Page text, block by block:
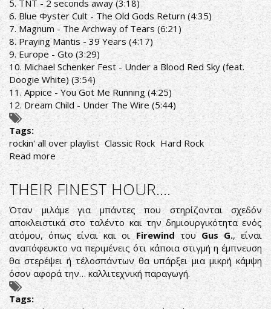
5. TNT - 2 seconds away (3:18)
6. Blue Φyster Cult - The Old Gods Return (4:35)
7. Magnum - The Archway of Tears (6:21)
8. Praying Mantis - 39 Years (4:17)
9. Europe - Gto (3:29)
10. Michael Schenker Fest - Under a Blood Red Sky (feat.
Doogie White) (3:54)
11. Appice - You Got Me Running (4:25)
12. Dream Child - Under The Wire (5:44)
Tags:
rockin' all over playlist Classic Rock Hard Rock
Read more about
ROCKIN'
ALL
OVER
RADIO
SHOW
13/4/19
PLAYLIST
THEIR FINEST HOUR....
Όταν μιλάμε για μπάντες που στηρίζονται σχεδόν
αποκλειστικά στο ταλέντο και την δημιουργικότητα ενός
ατόμου, όπως είναι και οι Firewindτου Gus G., είναι
αναπόφευκτο να περιμένεις ότι κάποια στιγμή η έμπνευση
θα στερέψει ή τέλοσπάντων θα υπάρξει μια μικρή κάμψη
όσον αφορά την… καλλιτεχνική παραγωγή.
Tags: